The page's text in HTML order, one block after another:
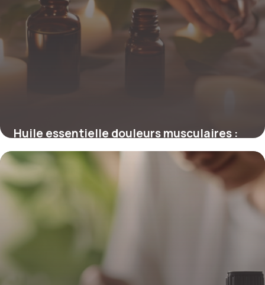
Huile essentielle douleurs musculaires :
Top 8 solutions